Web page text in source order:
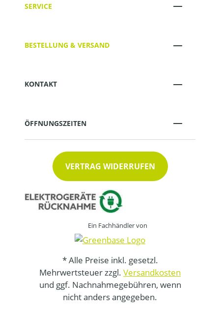
SERVICE
BESTELLUNG & VERSAND
KONTAKT
ÖFFNUNGSZEITEN
VERTRAG WIDERRUFEN
Ein Fachhändler von
* Alle Preise inkl. gesetzl.
Mehrwertsteuer zzgl. Versandkosten
und ggf. Nachnahmegebühren, wenn
nicht anders angegeben.